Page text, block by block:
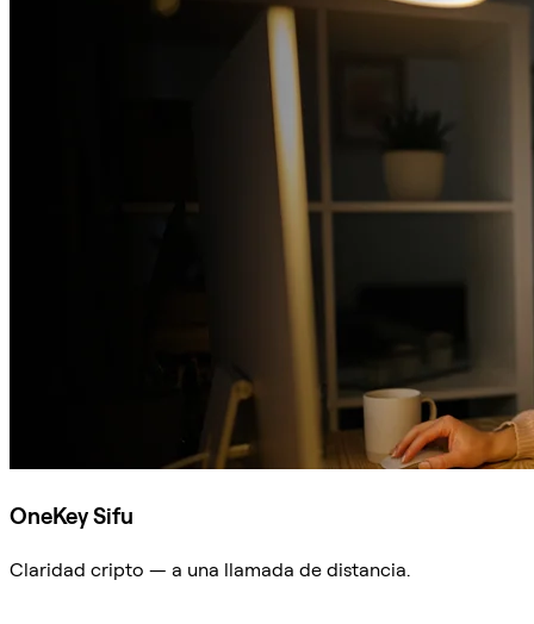
OneKey Sifu
Claridad cripto — a una llamada de distancia.